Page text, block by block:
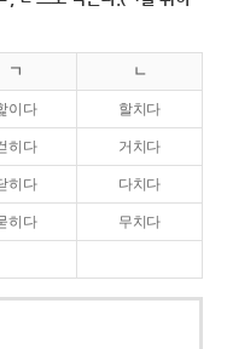
ㄱ ㄴ
이다 할치다
히다 거치다
히다 다치다
히다 무치다